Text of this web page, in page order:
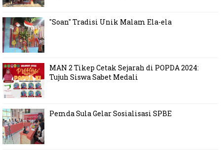
"Soan" Tradisi Unik Malam Ela-ela
MAN 2 Tikep Cetak Sejarah di POPDA 2024:
Tujuh Siswa Sabet Medali
Pemda Sula Gelar Sosialisasi SPBE